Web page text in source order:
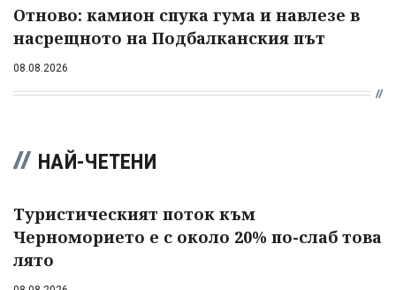
Отново: камион спука гума и навлезе в
насрещното на Подбалканския път
08.08.2026
НАЙ-ЧЕТЕНИ
Туристическият поток към
Черноморието е с около 20% по-слаб това
лято